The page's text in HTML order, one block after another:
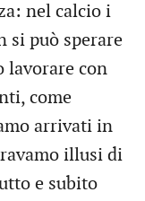
nel calcio i
si può sperare
lavorare con
come
arrivati in
illusi di
e subito